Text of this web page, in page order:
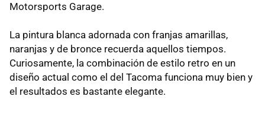
Motorsports Garage.
La pintura blanca adornada con franjas amarillas,
naranjas y de bronce recuerda aquellos tiempos.
Curiosamente, la combinación de estilo retro en un
diseño actual como el del Tacoma funciona muy bien y
el resultados es bastante elegante.